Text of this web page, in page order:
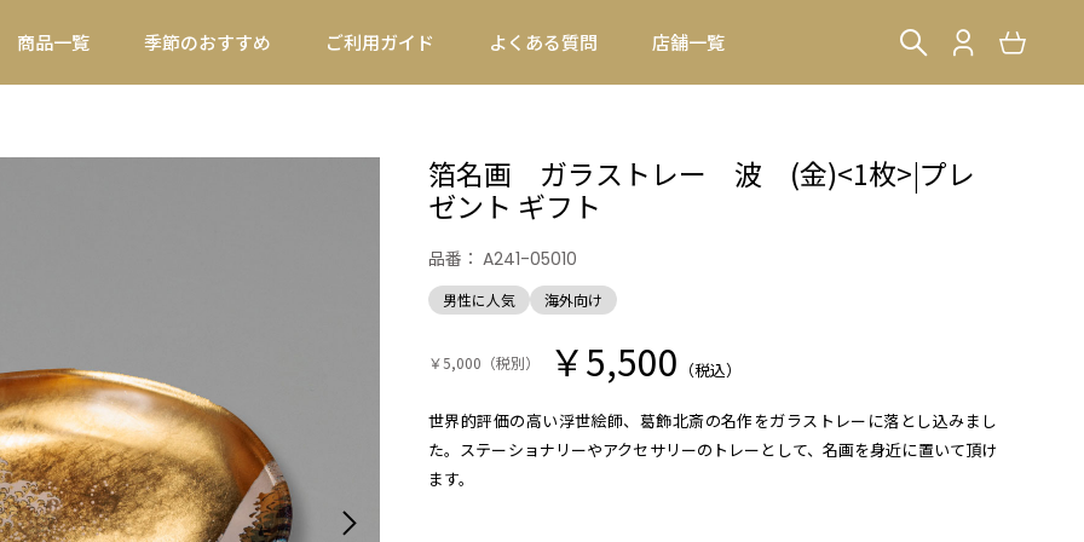
商品一覧 季節のおすすめ ご利用ガイド よくある質問 店舗一覧
箔名画 ガラストレー 波 (金)<1枚>|プレ
ゼント ギフト
品番： A241-05010
男性に人気 海外向け
￥5,000 （税別） ￥5,500 （税込）
世界的評価の高い浮世絵師、葛飾北斎の名作をガラストレーに落とし込みまし
た。ステーショナリーやアクセサリーのトレーとして、名画を身近に置いて頂け
ます。